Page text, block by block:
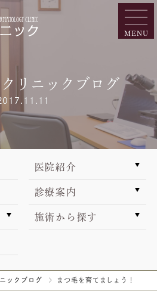
リニックブログ
医院紹介
診療案内
施術から探す
ックブログ まつ毛を育てましょう！